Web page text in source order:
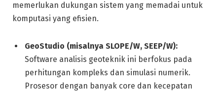
memerlukan dukungan sistem yang memadai untuk
komputasi yang efisien.
GeoStudio (misalnya SLOPE/W, SEEP/W):
Software analisis geoteknik ini berfokus pada
perhitungan kompleks dan simulasi numerik.
Prosesor dengan banyak core dan kecepatan